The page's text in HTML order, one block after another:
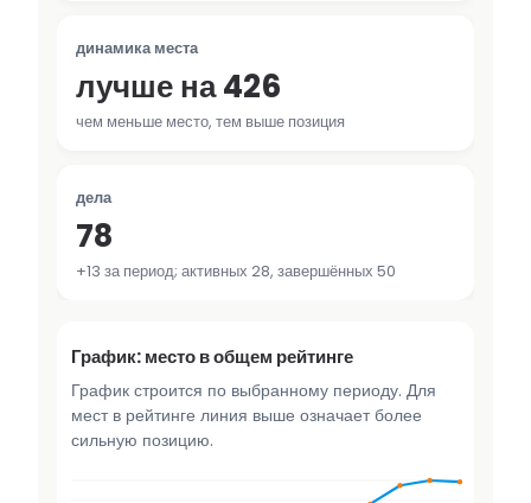
динамика места
лучше на 426
чем меньше место, тем выше позиция
дела
78
+13 за период; активных 28, завершённых 50
График: место в общем рейтинге
График строится по выбранному периоду. Для
мест в рейтинге линия выше означает более
сильную позицию.